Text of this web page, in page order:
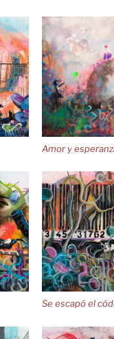
Amor y
Se escapó el